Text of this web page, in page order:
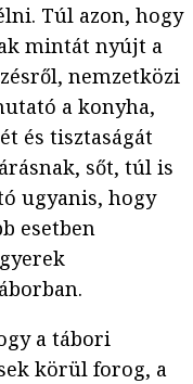
Túl azon, hogy
mintát nyújt a
nemzetközi
a konyha,
és tisztaságát
sőt, túl is
ugyanis, hogy
esetben
a tábori
körül forog, a